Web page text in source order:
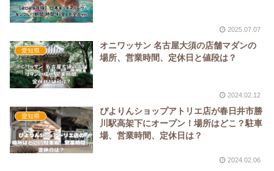
2025.07.07
愛知県
オニワッサン 名古屋大須の店舗マダンの
場所、営業時間、定休日と値段は？
2024.02.12
愛知県
ぴよりんショップアトリエ店が春日井市勝
川駅高架下にオープン！場所はどこ？駐車
場、営業時間、定休日は？
2024.02.06